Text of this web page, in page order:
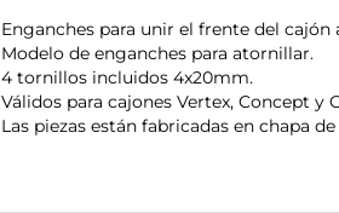
Enganches para unir el frente del cajón
Modelo de enganches para atornillar.
4 tornillos incluidos 4x20mm.
Válidos para cajones Vertex, Concept y
Las piezas están fabricadas en chapa